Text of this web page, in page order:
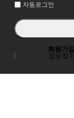
자동로그인
회원가입
정보찾기